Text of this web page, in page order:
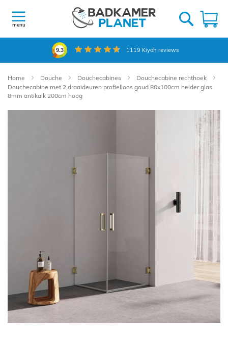
naar
de
menu
9.3 1119 Kiyoh reviews
Home Douche Douchecabines
Douchecabine rechthoek
Douchecabine met 2 draaideuren profielloos goud 80x100cm helder glas
8mm antikalk 200cm hoog